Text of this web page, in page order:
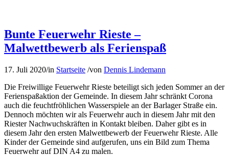
Bunte Feuerwehr Rieste –
Malwettbewerb als Ferienspaß
17. Juli 2020/in Startseite /von Dennis Lindemann
Die Freiwillige Feuerwehr Rieste beteiligt sich jeden Sommer an der
Ferienspaßaktion der Gemeinde. In diesem Jahr schränkt Corona
auch die feuchtfröhlichen Wasserspiele an der Barlager Straße ein.
Dennoch möchten wir als Feuerwehr auch in diesem Jahr mit den
Riester Nachwuchskräften in Kontakt bleiben. Daher gibt es in
diesem Jahr den ersten Malwettbewerb der Feuerwehr Rieste. Alle
Kinder der Gemeinde sind aufgerufen, uns ein Bild zum Thema
Feuerwehr auf DIN A4 zu malen.